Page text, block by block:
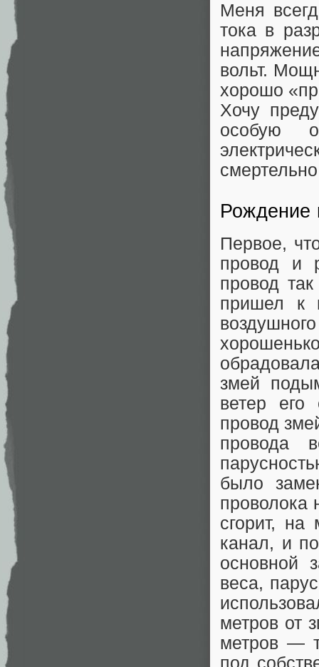
Меня
тока в
вольт.
хорошо
Хочу
особую
Рождение
Первое,
провод и
провод
пришел к
змей
ветер
провод
провода
было
проволока
сгорит, на
канал, и
основной
веса,
метров от
метров —